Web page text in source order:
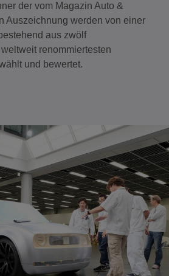
der vom Magazin Auto &
Auszeichnung werden von einer
aus zwölf
renommiertesten
und bewertet.